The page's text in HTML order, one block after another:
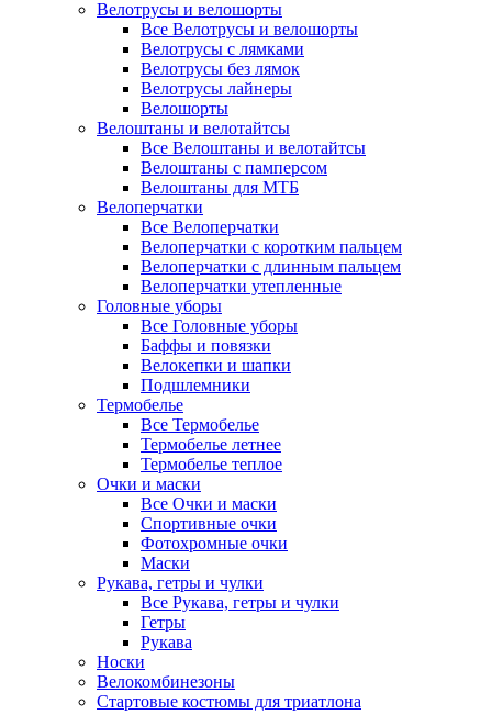
Велотрусы и велошорты
Все Велотрусы и велошорты
Велотрусы с лямками
Велотрусы без лямок
Велотрусы лайнеры
Велошорты
Велоштаны и велотайтсы
Все Велоштаны и велотайтсы
Велоштаны с памперсом
Велоштаны для МТБ
Велоперчатки
Все Велоперчатки
Велоперчатки с коротким пальцем
Велоперчатки с длинным пальцем
Велоперчатки утепленные
Головные уборы
Все Головные уборы
Баффы и повязки
Велокепки и шапки
Подшлемники
Термобелье
Все Термобелье
Термобелье летнее
Термобелье теплое
Очки и маски
Все Очки и маски
Спортивные очки
Фотохромные очки
Маски
Рукава, гетры и чулки
Все Рукава, гетры и чулки
Гетры
Рукава
Носки
Велокомбинезоны
Стартовые костюмы для триатлона